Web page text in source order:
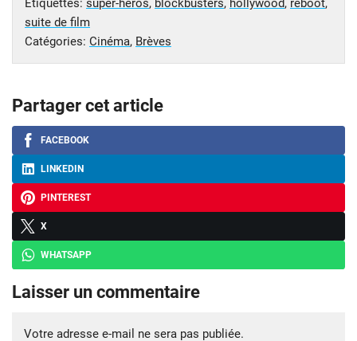
Étiquettes: super-heros, blockbusters, hollywood, reboot,
suite de film
Catégories: Cinéma, Brèves
Partager cet article
FACEBOOK
LINKEDIN
PINTEREST
X
WHATSAPP
Laisser un commentaire
Votre adresse e-mail ne sera pas publiée.